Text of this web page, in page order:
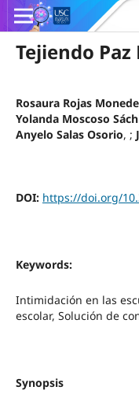
Tejiendo Paz
Rosaura Rojas
Yolanda Moscoso
Anyelo Salas Osorio, ;
DOI: https://doi.org/
Keywords:
Intimidación en las
escolar, Solución de
Synopsis